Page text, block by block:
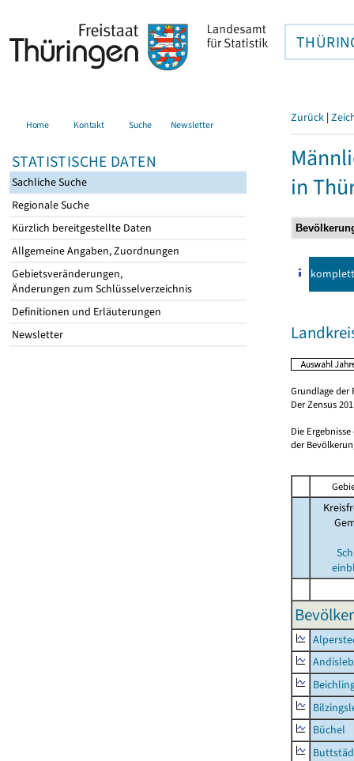
Home Kontakt Suche Newsletter
STATISTISCHE DATEN
Sachliche Suche
Regionale Suche
Kürzlich bereitgestellte Daten
Allgemeine Angaben, Zuordnungen
Gebietsveränderungen,
Änderungen zum Schlüsselverzeichnis
Definitionen und Erläuterungen
Newsletter
Zurück |
in
komplett
Grundlage der
Der Zensus
Die
der
Büchel